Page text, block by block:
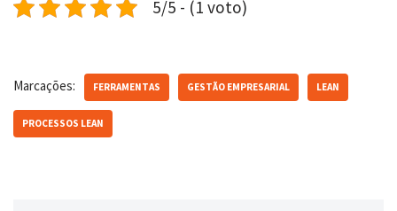
5/5 - (1 voto)
Marcações: FERRAMENTAS GESTÃO EMPRESARIAL LEAN
PROCESSOS LEAN